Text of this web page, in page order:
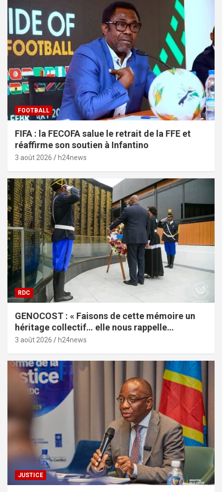
FOOTBALL
FIFA : la FECOFA salue le retrait de la FFE et
réaffirme son soutien à Infantino
3 août 2026 h24news
RDC
GENOCOST : « Faisons de cette mémoire un
héritage collectif… elle nous rappelle
l’impérieuse nécessité de la vérité », lance
3 août 2026 h24news
JUSTICE